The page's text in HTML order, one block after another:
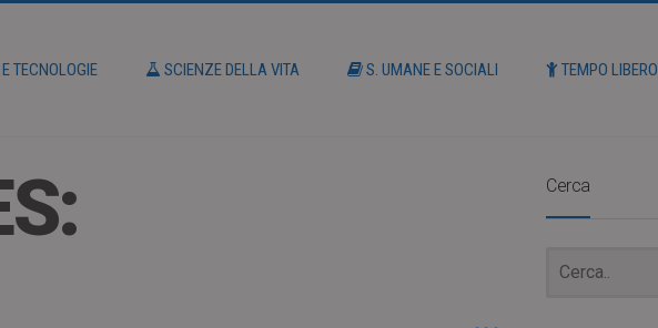
TECNOLOGIE SCIENZE DELLA VITA S. UMANE E SOCIALI TEMPO LIBERO
Cerca